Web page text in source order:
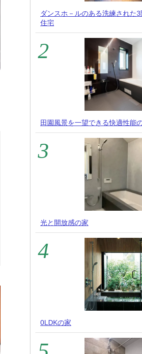
ダンスホ－ルのある洗練された3
住宅
田園風景を一望できる快適性能
光と開放感の家
0LDKの家